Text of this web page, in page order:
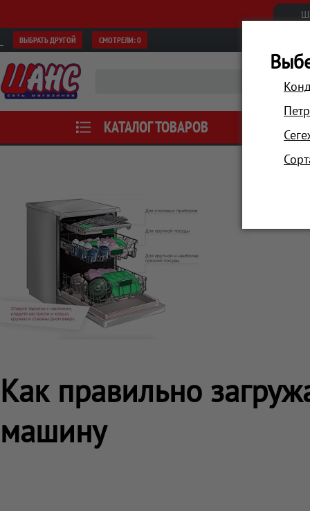
ВЫБРАТЬ ДРУГОЙ СМОТРЕЛИ:0
КАТАЛОГ ТОВАРОВ АКЦИИ
Как правильно
машину